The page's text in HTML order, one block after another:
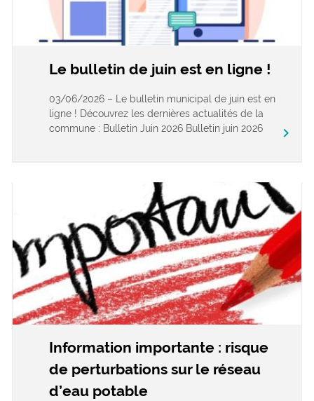
Le bulletin de juin est en ligne !
03/06/2026 – Le bulletin municipal de juin est en
ligne ! Découvrez les dernières actualités de la
commune : Bulletin Juin 2026 Bulletin juin 2026
keyboard_arrow_right
Information importante : risque
de perturbations sur le réseau
d’eau potable